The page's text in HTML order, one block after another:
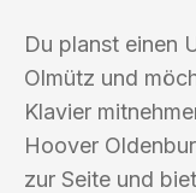
Du planst einen
Olmütz und
Klavier
Hoover
zur Seite und